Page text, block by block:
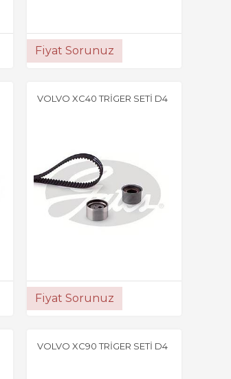
Fiyat Sorunuz
VOLVO XC40 TRİGER SETİ D4
Fiyat Sorunuz
VOLVO XC90 TRİGER SETİ D4